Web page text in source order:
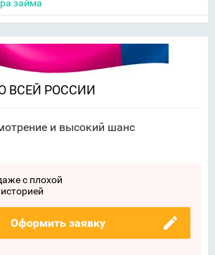
займа
ВСЕЙ РОССИИ
и высокий шанс
с плохой
Оформить заявку